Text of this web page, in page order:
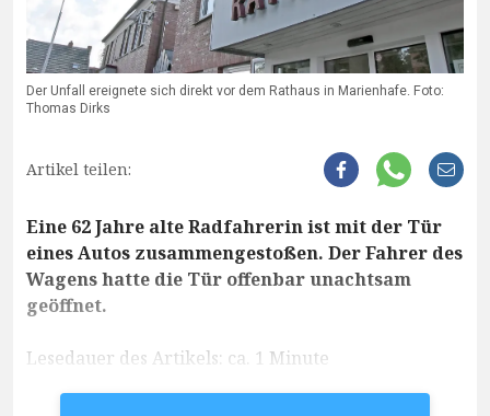
Der Unfall ereignete sich direkt vor dem Rathaus in Marienhafe. Foto:
Thomas Dirks
Artikel teilen:
Eine 62 Jahre alte Radfahrerin ist mit der Tür
eines Autos zusammengestoßen. Der Fahrer des
Wagens hatte die Tür offenbar unachtsam
geöffnet.
Lesedauer des Artikels: ca. 1 Minute